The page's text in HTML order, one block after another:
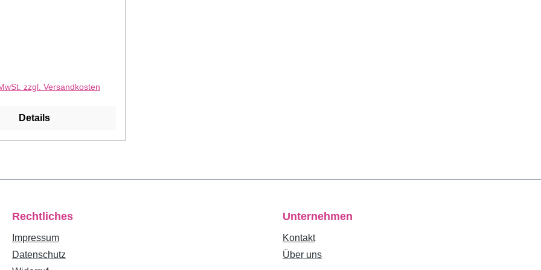
zzgl. Versandkosten
Details
Rechtliches
Impressum
Datenschutz
Unternehmen
Kontakt
Über uns